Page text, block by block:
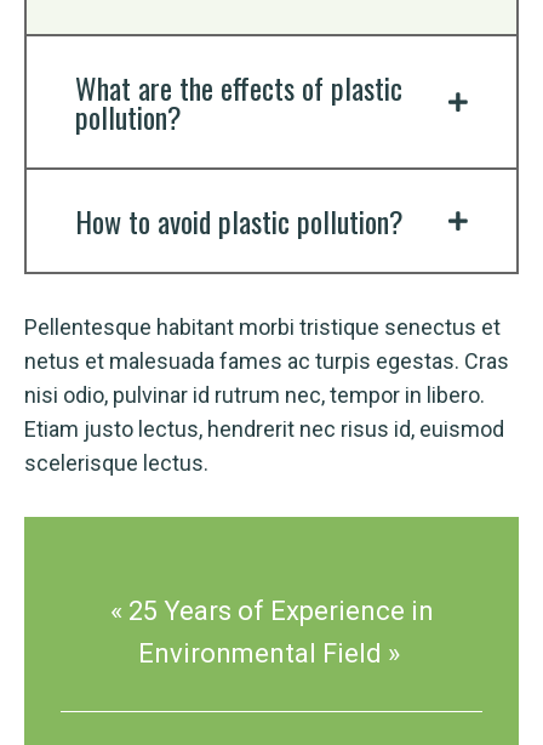
« 25 Years of Experience in
Environmental Field »
What are the effects of plastic
pollution?
How to avoid plastic pollution?
Pellentesque habitant morbi tristique senectus et
netus et malesuada fames ac turpis egestas. Cras
nisi odio, pulvinar id rutrum nec, tempor in libero.
Etiam justo lectus, hendrerit nec risus id, euismod
scelerisque lectus.